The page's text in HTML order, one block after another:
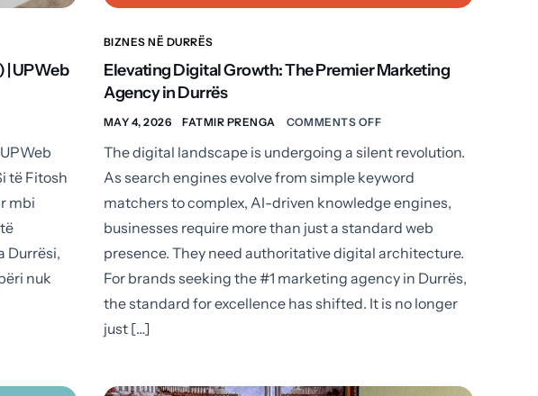
| UPWeb
të Fitosh
mbi
Durrësi,
nuk
BIZNES NË DURRËS
Elevating Digital Growth: The Premier Marketing
Agency in Durrës
MAY 4, 2026 FATMIR PRENGA COMMENTS OFF
The digital landscape is undergoing a silent revolution.
As search engines evolve from simple keyword
matchers to complex, AI-driven knowledge engines,
businesses require more than just a standard web
presence. They need authoritative digital architecture.
For brands seeking the #1 marketing agency in Durrës,
the standard for excellence has shifted. It is no longer
just […]